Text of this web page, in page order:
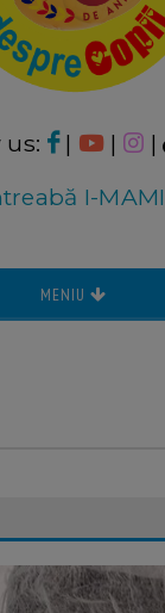
us: | | |
I-MAMI
MENIU